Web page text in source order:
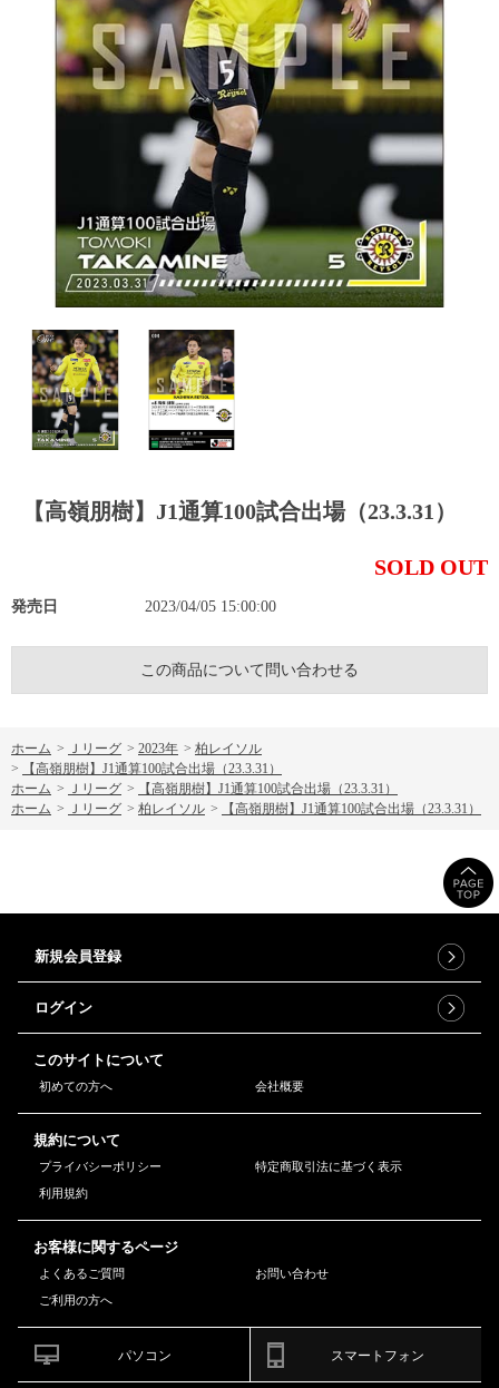
【高嶺朋樹】J1通算100試合出場（23.3.31）
SOLD OUT
発売日 2023/04/05 15:00:00
この商品について問い合わせる
ホーム > Ｊリーグ > 2023年 > 柏レイソル
>
【高嶺朋樹】J1通算100試合出場（23.3.31）
ホーム > Ｊリーグ >
【高嶺朋樹】J1通算100試合出場（23.3.31）
ホーム > Ｊリーグ > 柏レイソル > 【高嶺朋樹】J1通算100試合出場（23.3.31）
新規会員登録
ログイン
このサイトについて
初めての方へ 会社概要
規約について
プライバシーポリシー
特定商取引法に基づく表示
利用規約
お客様に関するページ
よくあるご質問
お問い合わせ
ご利用の方へ
パソコン スマートフォン